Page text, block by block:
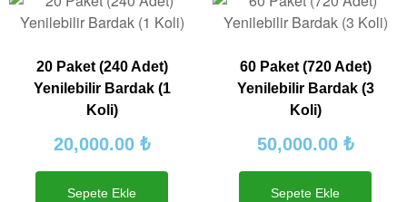
20 Paket (240 Adet)
Yenilebilir Bardak (1
Koli)
20,000.00 ₺
Sepete Ekle
60 Paket (720 Adet)
Yenilebilir Bardak (3
Koli)
50,000.00 ₺
Sepete Ekle